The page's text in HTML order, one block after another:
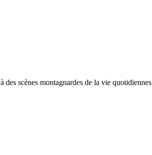
scènes montagnardes de la vie quotidiennes